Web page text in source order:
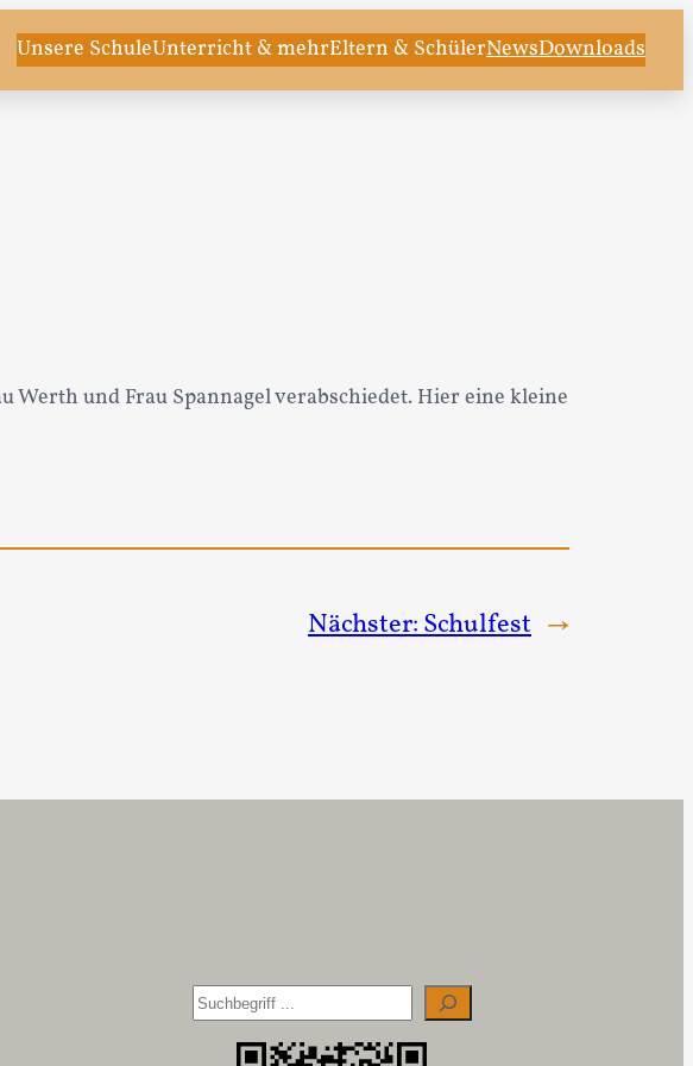
Unsere SchuleUnterricht & mehrEltern & SchülerNewsDownloads
Werth und Frau Spannagel verabschiedet. Hier eine kleine
Nächster:Schulfest →
S